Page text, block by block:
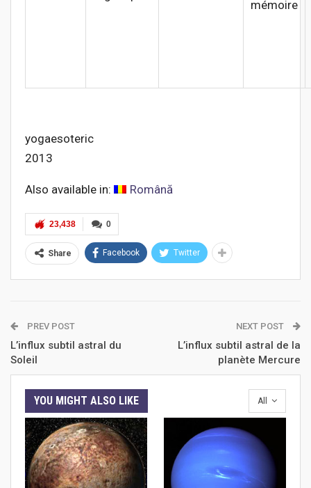
mémoire
yogaesoteric
2013
Also available in: Română
0
23,438
Share Facebook Twitter
PREV POST
L’influx subtil astral du
Soleil
NEXT POST
L’influx subtil astral de la
planète Mercure
All
YOU MIGHT ALSO LIKE